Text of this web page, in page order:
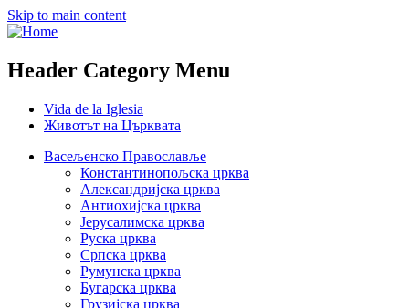
Skip to main content
Header Category Menu
Vida de la Iglesia
Животът на Църквата
Васељенско Православље
Константинопољска црква
Александријска црква
Антиохијска црква
Јерусалимска црква
Руска црква
Српска црква
Румунска црква
Бугарска црква
Грузијска црква